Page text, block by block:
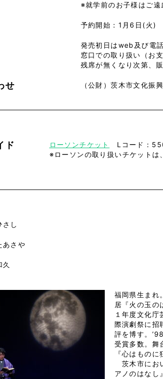
※就学前のお子様はご遠
予約開始：1月6日(火)
発売初日はweb及び電
窓口での取り扱い（お
残席が無くなり次第、
せ （公財）茨木市文化
ド ローソンチケット
Lコード：
※ローソンの取り扱いチケットは
し
あさや
久
福岡県生まれ
居『火の玉の
１年度文化
際演劇祭に招
評を博す。
受賞多数。舞
『心はもの
茨木市にお
アノのはなし